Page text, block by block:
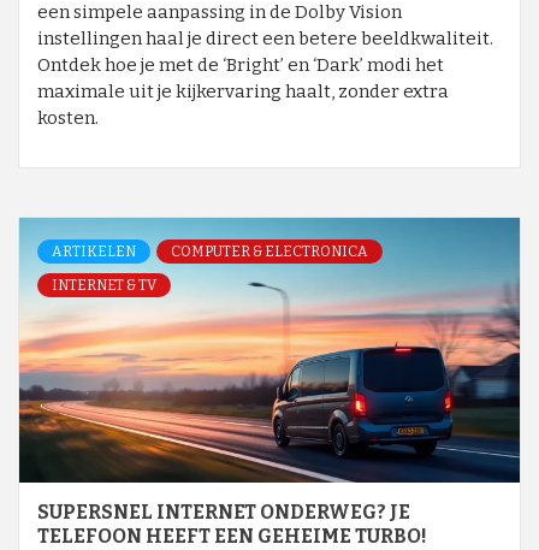
een simpele aanpassing in de Dolby Vision
instellingen haal je direct een betere beeldkwaliteit.
Ontdek hoe je met de ‘Bright’ en ‘Dark’ modi het
maximale uit je kijkervaring haalt, zonder extra
kosten.
ARTIKELEN
COMPUTER & ELECTRONICA
INTERNET & TV
SUPERSNEL INTERNET ONDERWEG? JE
TELEFOON HEEFT EEN GEHEIME TURBO!